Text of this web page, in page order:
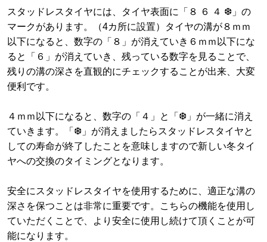
スタッドレスタイヤには、タイヤ表面に「８ ６ ４ ❆」の
マークがあります。（4カ所に設置）タイヤの溝が８ｍｍ
以下になると、数字の「８」が消えていき６ｍｍ以下にな
ると「６」が消えていき、残っている数字を見ることで、
残りの溝の深さを直観的にチェックすることが出来、大変
便利です。
４ｍｍ以下になると、数字の「４」と「❆」が一緒に消え
ていきます。「❆」が消えましたらスタッドレスタイヤと
しての寿命が終了したことを意味しますので新しい冬タイ
ヤへの交換のタイミングとなります。
安全にスタッドレスタイヤを使用するために、適正な溝の
深さを保つことは非常に重要です。こちらの機能を使用し
ていただくことで、より安全に使用し続けて頂くことが可
能になります。